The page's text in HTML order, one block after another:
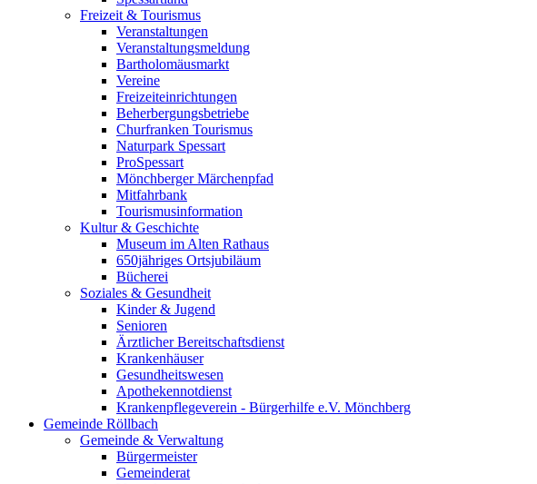
Freizeit & Tourismus
Veranstaltungen
Veranstaltungsmeldung
Bartholomäusmarkt
Vereine
Freizeiteinrichtungen
Beherbergungsbetriebe
Churfranken Tourismus
Naturpark Spessart
ProSpessart
Mönchberger Märchenpfad
Mitfahrbank
Tourismusinformation
Kultur & Geschichte
Museum im Alten Rathaus
650jähriges Ortsjubiläum
Bücherei
Soziales & Gesundheit
Kinder & Jugend
Senioren
Ärztlicher Bereitschaftsdienst
Krankenhäuser
Gesundheitswesen
Apothekennotdienst
Krankenpflegeverein - Bürgerhilfe e.V. Mönchberg
Gemeinde Röllbach
Gemeinde & Verwaltung
Bürgermeister
Gemeinderat